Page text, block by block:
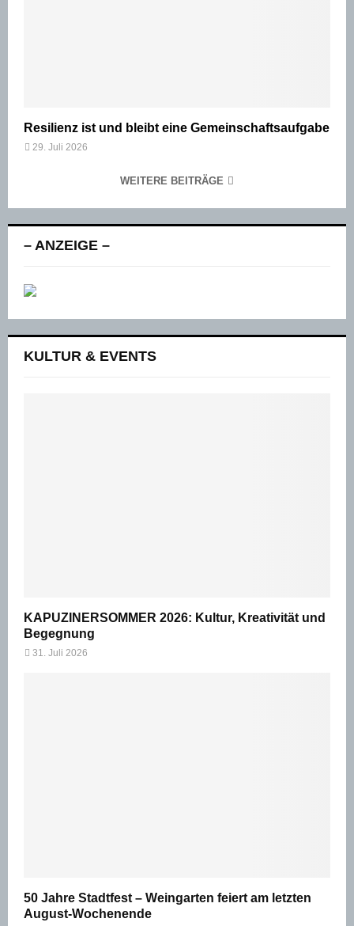
Resilienz ist und bleibt eine Gemeinschaftsaufgabe
29. Juli 2026
WEITERE BEITRÄGE
– ANZEIGE –
KULTUR & EVENTS
KAPUZINERSOMMER 2026: Kultur, Kreativität und
Begegnung
31. Juli 2026
50 Jahre Stadtfest – Weingarten feiert am letzten
August-Wochenende